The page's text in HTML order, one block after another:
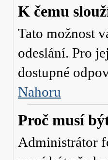
K čemu
Tato možnost
odeslání. Pro
dostupné
Nahoru
Proč musí
Administrátor